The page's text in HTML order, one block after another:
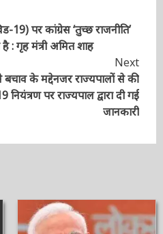
19) पर कांग्रेस ‘तुच्छ
कर रही है : गृह मंत्री अमित
Next